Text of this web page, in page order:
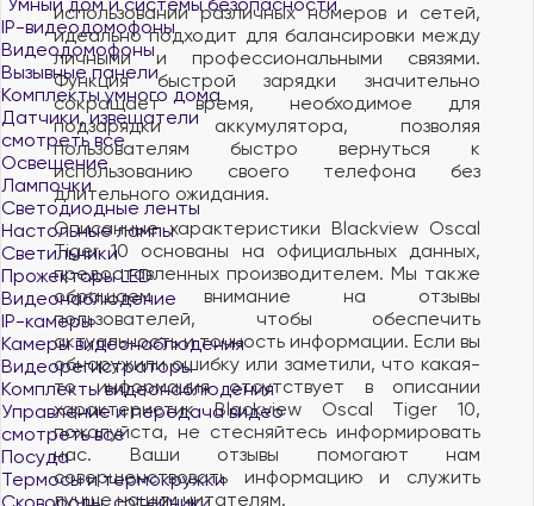
IP-видеодомофоны
Видеодомофоны
Вызывные панели
Комплекты умного дома
Датчики, извещатели
смотреть все
Освещение
Лампочки
Светодиодные ленты
Настольные лампы
Светильники
Прожекторы LED
Видеонаблюдение
IP-камеры
Камеры видеонаблюдения
Видеорегистраторы
Комплекты видеонаблюдения
Управление и передача видео
смотреть все
Посуда
Термосы и термокружки
использовании различных номеров и сетей,
идеально подходит для балансировки между
личными и профессиональными связями.
Функция быстрой зарядки значительно
сокращает время, необходимое для
подзарядки аккумулятора, позволяя
пользователям быстро вернуться к
использованию своего телефона без
длительного ожидания.
Описанные характеристики Blackview Oscal
Tiger 10 основаны на официальных данных,
предоставленных производителем. Мы также
обращаем внимание на отзывы
пользователей, чтобы обеспечить
актуальность и точность информации. Если вы
обнаружили ошибку или заметили, что какая-
то информация отсутствует в описании
характеристик Blackview Oscal Tiger 10,
пожалуйста, не стесняйтесь информировать
нас. Ваши отзывы помогают нам
совершенствовать информацию и служить
лучше нашим читателям.